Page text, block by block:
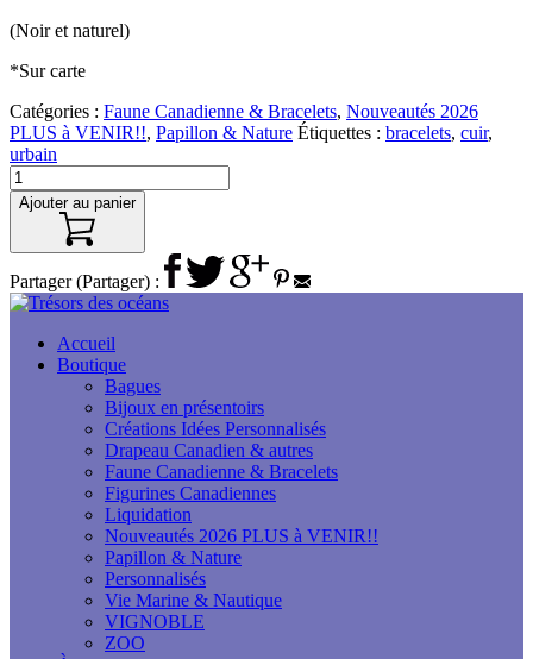
(Noir et naturel)
*Sur carte
Catégories : Faune Canadienne & Bracelets, Nouveautés 2026
PLUS à VENIR!!, Papillon & Nature Étiquettes : bracelets, cuir,
urbain
Ajouter au panier
Partager (Partager) :
Accueil
Boutique
Bagues
Bijoux en présentoirs
Créations Idées Personnalisés
Drapeau Canadien & autres
Faune Canadienne & Bracelets
Figurines Canadiennes
Liquidation
Nouveautés 2026 PLUS à VENIR!!
Papillon & Nature
Personnalisés
Vie Marine & Nautique
VIGNOBLE
ZOO